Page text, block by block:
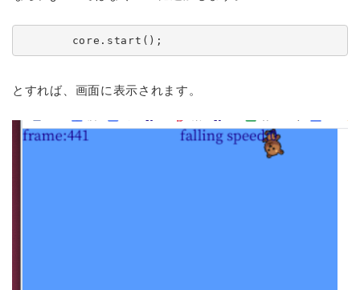
	core.start();
とすれば、画面に表示されます。